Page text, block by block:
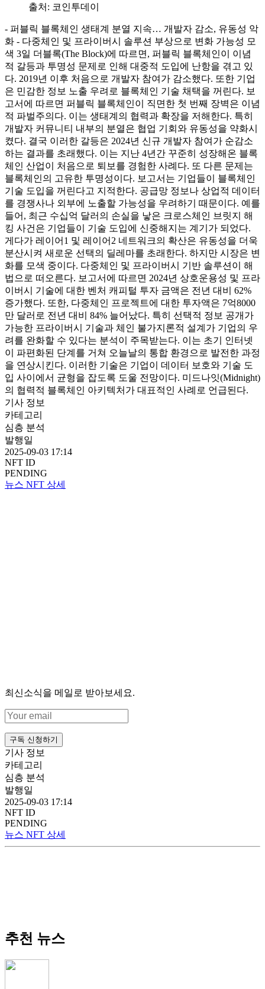
출처: 코인투데이
- 퍼블릭 블록체인 생태계 분열 지속… 개발자 감소, 유동성 악
화 - 다중체인 및 프라이버시 솔루션 부상으로 변화 가능성 모
색 3일 더블록(The Block)에 따르면, 퍼블릭 블록체인이 이념
적 갈등과 투명성 문제로 인해 대중적 도입에 난항을 겪고 있
다. 2019년 이후 처음으로 개발자 참여가 감소했다. 또한 기업
은 민감한 정보 노출 우려로 블록체인 기술 채택을 꺼린다. 보
고서에 따르면 퍼블릭 블록체인이 직면한 첫 번째 장벽은 이념
적 파벌주의다. 이는 생태계의 협력과 확장을 저해한다. 특히
개발자 커뮤니티 내부의 분열은 협업 기회와 유동성을 약화시
켰다. 결국 이러한 갈등은 2024년 신규 개발자 참여가 순감소
하는 결과를 초래했다. 이는 지난 4년간 꾸준히 성장해온 블록
체인 산업이 처음으로 퇴보를 경험한 사례다. 또 다른 문제는
블록체인의 고유한 투명성이다. 보고서는 기업들이 블록체인
기술 도입을 꺼린다고 지적한다. 공급망 정보나 상업적 데이터
를 경쟁사나 외부에 노출할 가능성을 우려하기 때문이다. 예를
들어, 최근 수십억 달러의 손실을 낳은 크로스체인 브릿지 해
킹 사건은 기업들이 기술 도입에 신중해지는 계기가 되었다.
게다가 레이어1 및 레이어2 네트워크의 확산은 유동성을 더욱
분산시켜 새로운 선택의 딜레마를 초래한다. 하지만 시장은 변
화를 모색 중이다. 다중체인 및 프라이버시 기반 솔루션이 해
법으로 떠오른다. 보고서에 따르면 2024년 상호운용성 및 프라
이버시 기술에 대한 벤처 캐피털 투자 금액은 전년 대비 62%
증가했다. 또한, 다중체인 프로젝트에 대한 투자액은 7억8000
만 달러로 전년 대비 84% 늘어났다. 특히 선택적 정보 공개가
가능한 프라이버시 기술과 체인 불가지론적 설계가 기업의 우
려를 완화할 수 있다는 분석이 주목받는다. 이는 초기 인터넷
이 파편화된 단계를 거쳐 오늘날의 통합 환경으로 발전한 과정
을 연상시킨다. 이러한 기술은 기업이 데이터 보호와 기술 도
입 사이에서 균형을 잡도록 도울 전망이다. 미드나잇(Midnight)
의 협력적 블록체인 아키텍처가 대표적인 사례로 언급된다.
기사 정보
카테고리
심층 분석
발행일
2025-09-03 17:14
NFT ID
PENDING
뉴스 NFT 상세
최신소식을 메일로 받아보세요.
구독 신청하기
기사 정보
카테고리
심층 분석
발행일
2025-09-03 17:14
NFT ID
PENDING
뉴스 NFT 상세
추천 뉴스